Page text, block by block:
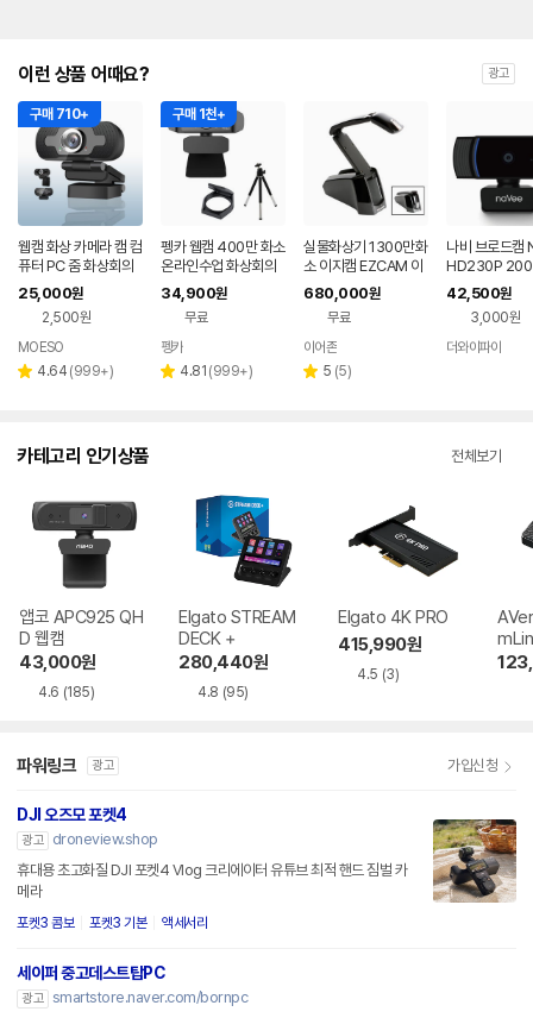
이런 상품 어때요? 광고
구매 710+
웹캠 화상 카메라 캠 컴
퓨터 PC 줌 화상회의
USB W-PC200
25,000원
2,500원
페이
MOESO
별 4.64 리
(999+)
구매 1천+
펭카 웹캠 400만 화소
온라인수업 화상회의
캠 컴퓨터카메라 노트
북캠 PC캠 화상캠 PC
WEB400
34,900원
무료
펭카
별 4.81 리
(999+)
실물화상기 1300만화
소 이지캠 EZCAM 이
어존 EZ-1300I
680,000원
무료
이어존
별 5 리
(5)
나비 브로드캠
HD230P 200
소, FULL HD
커스 노이즈캔
42,500원
3,000원
더와이파이
카테고리 인기상품 전체보기
앱코 APC925 QH
D 웹캠
43,000원
4.6 (185)
Elgato STREAM
DECK +
280,440원
4.8 (95)
Elgato 4K PRO
415,990원
4.5 (3)
11G2
파워링크 광고 가입신청
DJI 오즈모 포켓4
광고
droneview.shop
휴대용 초고화질 DJI 포켓4 Vlog 크리에이터 유튜브 최적 핸드 짐벌 카
메라
포켓3 콤보 포켓3 기본 액세서리
세이퍼 중고데스트탑PC
광고 smartstore.naver.com/bornpc